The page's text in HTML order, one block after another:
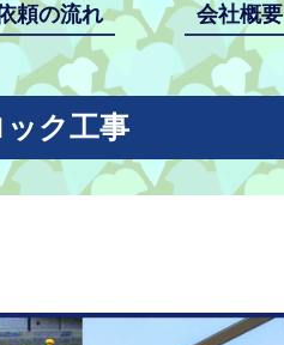
頼の流れ 会社概要
ク工事